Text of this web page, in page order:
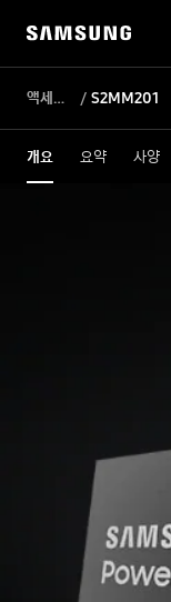
액세서리 전력관리 IC S2MM201
개요 요약 사양